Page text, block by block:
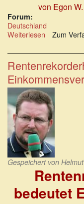
von Egon
Forum:
Deutschland
Weiterlesen über
erst
mit
70
wegen
Zum
Gespeichert von
bedeutet